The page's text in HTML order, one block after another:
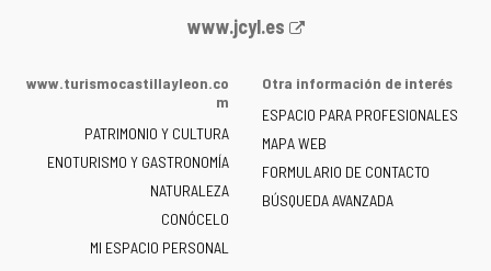
Portal
la
de
Castilla
y
León
-
www.jcyl.es
www.turismocastillayleon.co
m
PATRIMONIO Y CULTURA
ENOTURISMO Y GASTRONOMÍA
NATURALEZA
CONÓCELO
MI ESPACIO PERSONAL
Otra información de interés
ESPACIO PARA PROFESIONALES
MAPA WEB
FORMULARIO DE CONTACTO
BÚSQUEDA AVANZADA